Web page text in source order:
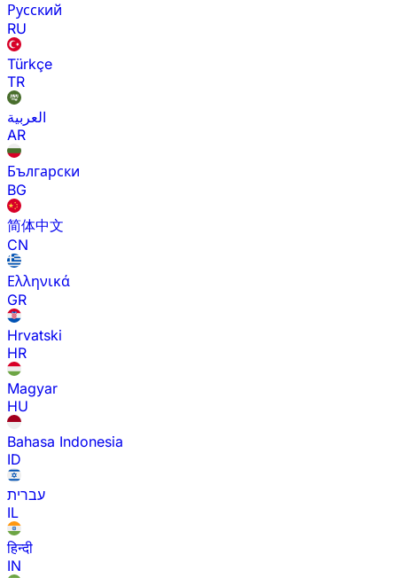
Русский
RU
Türkçe
TR
العربية
AR
Български
BG
简体中文
CN
Ελληνικά
GR
Hrvatski
HR
Magyar
HU
Bahasa Indonesia
ID
עברית
IL
हिन्दी
IN